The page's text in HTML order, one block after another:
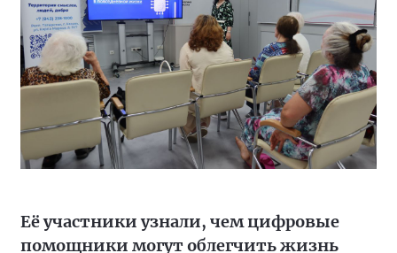
Её участники узнали, чем цифровые
помощники могут облегчить жизнь